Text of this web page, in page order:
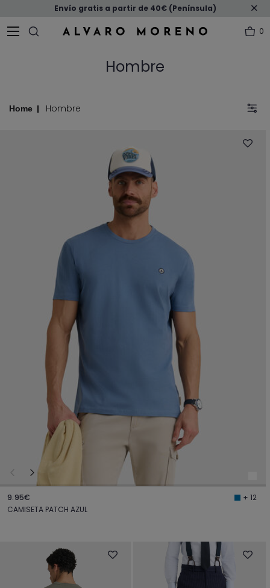
Envío gratis a partir de 40€ (Península)
0
Hombre
Hombre
Home
9.95€
+ 12
CAMISETA PATCH AZUL